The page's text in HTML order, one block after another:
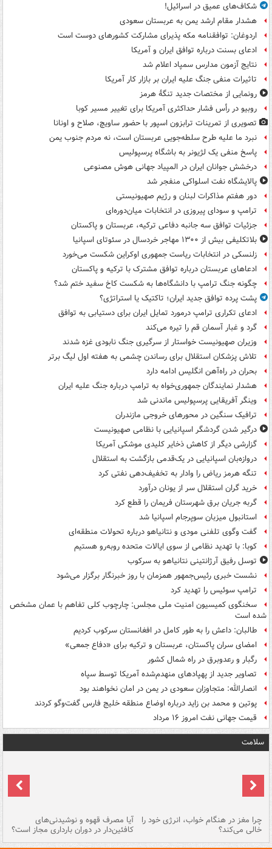
شکاف‌های عمیق در اسرائیل!
هشدار مقام ارشد یمن به عربستان سعودی
اردوغان: توافقنامه مکه پذیرای مشارکت کشورهای دوست است
ادعای بسنت درباره توافق ایران و آمریکا
نتایج آزمون مدارس سمپاد اعلام شد
تاثیرات منفی جنگ علیه ایران بر بازار کار آمریکا
رونمایی از مختصات جدید تنگۀ هرمز
روبیو در رأس فشار حداکثری آمریکا برای تغییر مسیر کوبا
تصویری از تمرینات ترابزون اسپور با حضور ساویچ، صلاح و اونانا
نبرد ما علیه طرح سلطه‌جویی عربستان است، نه مردم جنوب یمن
پاسخ منفی یک لژیونر به باشگاه پرسپولیس
درخشش جوانان ایران در المپیاد جهانی هوش مصنوعی
پالایشگاه نفت اسلواکی منفجر شد
دور هفتم مذاکرات لبنان و رژیم صهیونیستی
ترامپ و سودای پیروزی در انتخابات میان‌دوره‌ای
جزئیات توافق سه جانبه دفاعی ترکیه، عربستان و پاکستان
بلاتکلیفی بیش از ۱۳۰۰ مهاجر خردسال در سئوتای اسپانیا
زلنسکی در انتخابات ریاست جمهوری اوکراین شکست می‌خورد
ادعاهای عربستان درباره توافق مشترک با ترکیه و پاکستان
چگونه جنگ ترامپ با دانشگاه‌ها به شکست کاخ سفید ختم شد؟
پشت پرده توافق جدید ایران؛ تاکتیک یا استراتژی؟
ادعای تکراری ترامپ درمورد تمایل ایران برای دستیابی به توافق
گرد و غبار آسمان قم را تیره می‌کند
وزیران صهیونیست خواستار از سرگیری جنگ نابودی غزه شدند
تلاش پزشکان استقلال برای رساندن چشمی به هفته اول لیگ برتر
بحران در راه‌آهن انگلیس ادامه دارد
هشدار نمایندگان جمهوری‌خواه به ترامپ درباره جنگ علیه ایران
وینگر آفریقایی پرسپولیس ماندنی شد
ترافیک سنگین در محورهای خروجی مازندران
درگیر شدن گردشگر اسپانیایی با نظامی صهیونیست
گزارشی دیگر از کاهش ذخایر کلیدی موشکی آمریکا
دروازه‌بان اسپانیایی در یک‌قدمی بازگشت به استقلال
تنگه هرمز ریاض را وادار به تخفیف‌دهی نفتی کرد
خرید گران استقلال سر از یونان درآورد
گربه جریان برق شهرستان فریمان را قطع کرد
استانبول میزبان سوپرجام اسپانیا شد
گفت وگوی تلفنی مودی و نتانیاهو درباره تحولات منطقه‌ای
کوبا: با تهدید نظامی از سوی ایالات متحده روبه‌رو هستیم
توسل رفیق آرژانتینی نتانیاهو به سرکوب
نشست خبری رئیس‌جمهور همزمان با روز خبرنگار برگزار می‌شود
ترامپ سوئیس را تهدید کرد
سخنگوی کمیسیون امنیت ملی مجلس: چارچوب کلی تفاهم با عمان مشخص
شده است
طالبان: داعش را به طور کامل در افغانستان سرکوب کردیم
امضای سران پاکستان، عربستان و ترکیه برای «دفاع جمعی»
رگبار و رعدوبرق در راه شمال کشور
تصاویر جدید از پهپادهای منهدم‌شده آمریکا توسط سپاه
انصارالله: متجاوزان سعودی در یمن در امان نخواهند بود
پوتین و محمد بن زاید درباره اوضاع منطقه خلیج فارس گفت‌وگو کردند
قیمت جهانی نفت امروز ۱۶ مرداد
سلامت
چرا مغز در هنگام خواب، انرژی خود را
خالی می‌کند؟
آیا مصرف قهوه و نوشیدنی‌های
کافئین‌دار در دوران بارداری مجاز است؟